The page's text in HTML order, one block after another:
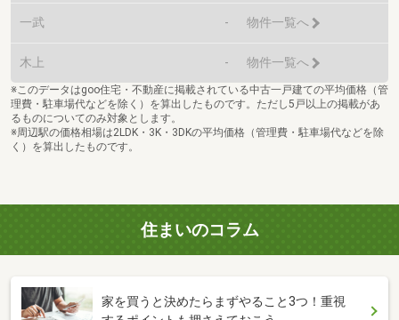
一武 - 物件一覧へ
木上 - 物件一覧へ
※このデータはgoo住宅・不動産に掲載されている中古一戸建ての平均価格（管
理費・駐車場代などを除く）を算出したものです。ただし5戸以上の掲載があ
るものについてのみ対象とします。
※周辺駅の価格相場は2LDK・3K・3DKの平均価格（管理費・駐車場代などを除
く）を算出したものです。
住まいのコラム
家を買うと決めたらまずやること3つ！重視